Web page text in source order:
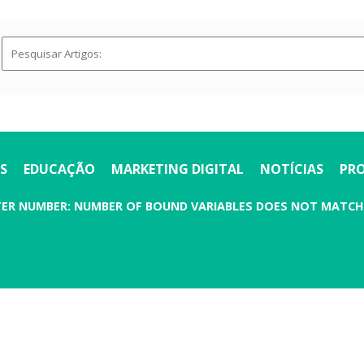
EDUCAÇÃO MARKETING DIGITAL NOTÍCIAS
NUMBER: NUMBER OF BOUND VARIABLES DOES NOT